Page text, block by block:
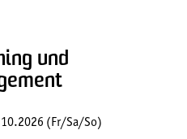
und
(Fr/Sa/So)